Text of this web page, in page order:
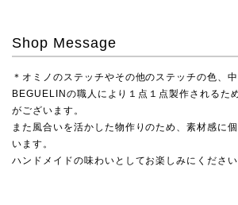
Shop Message
＊オミノのステッチやその他のステッチの色、
BEGUELINの職人により１点１点製作されるた
がございます。
また風合いを活かした物作りのため、素材感に
います。
ハンドメイドの味わいとしてお楽しみにください